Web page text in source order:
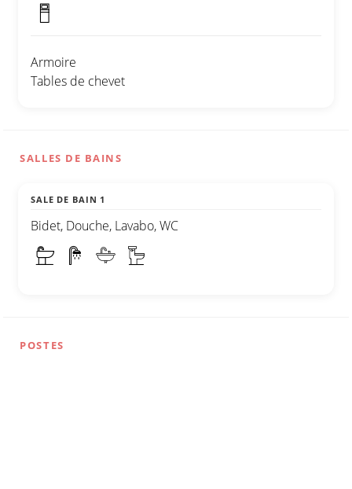
Armoire
Tables de chevet
SALLES DE BAINS
SALE DE BAIN 1
Bidet, Douche, Lavabo, WC
POSTES